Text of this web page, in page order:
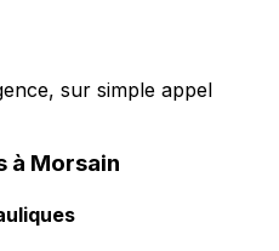
sur simple appel
à Morsain